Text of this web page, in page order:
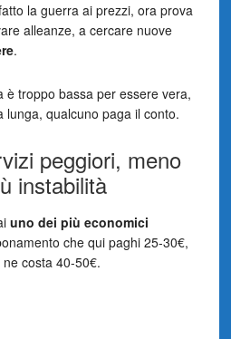
la guerra ai prezzi, ora prova
alleanze, a cercare nuove
.
è troppo bassa per essere vera,
lunga, qualcuno paga il conto.
peggiori, meno
instabilità
uno dei più economici
che qui paghi 25-30€,
costa 40-50€.